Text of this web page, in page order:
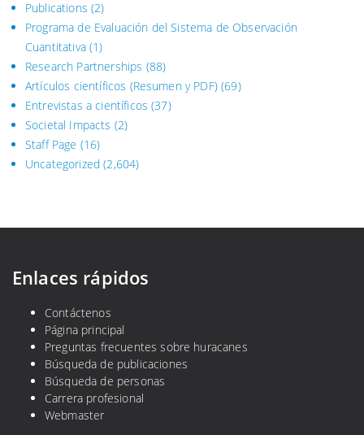
Publications (2)
Programa de Evaluación del Sistema de Observación
Cuantitativa (1)
Research Partnerships (88)
Artículos científicos (Resumen y PDF)(69)
Entrevistas a científicos (37)
Societal Impacts (2)
Staff Page (16)
Uncategorized (2,604)
Enlaces rápidos
Contáctenos
Página principal
Preguntas frecuentes sobre huracanes
Búsqueda de publicaciones
Búsqueda de personas
Carrera profesional
Webmaster